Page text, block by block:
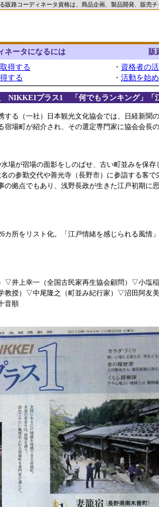
販路コーディネータ資格は、商品企画、製品開発、販売
ネータになるには 販
得する
する
・ 資格者の
・ 活動を始
プラス1 「何でもランキング」「
する（一社）日本観光文化協会では、日経新
場町が紹介され、その選定専門家に協会会長
が宿場の面影をしのばせ、古い町並みを保存
参勤交代や善光寺（長野市）に参詣する客で
拠点でもあり、浅野長政が生きた江戸初期に思
カ所をリスト化。「江戸情緒を感じられる風
▽井上幸一（全国古民家再生協会顧問）▽小塩
教授）▽中尾隆之（町並み紀行家）▽沼田阿友
音順